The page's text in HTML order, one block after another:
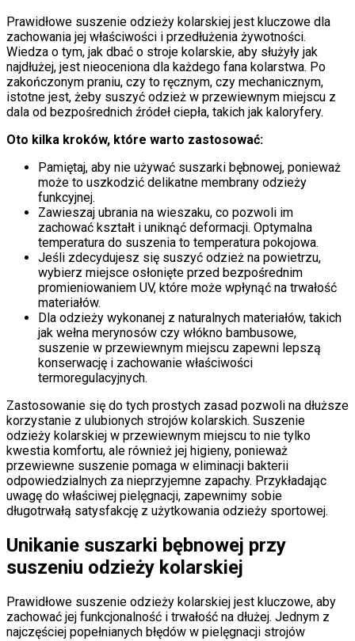
Prawidłowe suszenie odzieży kolarskiej jest kluczowe dla
zachowania jej właściwości i przedłużenia żywotności.
Wiedza o tym, jak dbać o stroje kolarskie, aby służyły jak
najdłużej, jest nieoceniona dla każdego fana kolarstwa. Po
zakończonym praniu, czy to ręcznym, czy mechanicznym,
istotne jest, żeby suszyć odzież w przewiewnym miejscu z
dala od bezpośrednich źródeł ciepła, takich jak kaloryfery.
Oto kilka kroków, które warto zastosować:
Pamiętaj, aby nie używać suszarki bębnowej, ponieważ
może to uszkodzić delikatne membrany odzieży
funkcyjnej.
Zawieszaj ubrania na wieszaku, co pozwoli im
zachować kształt i uniknąć deformacji. Optymalna
temperatura do suszenia to temperatura pokojowa.
Jeśli zdecydujesz się suszyć odzież na powietrzu,
wybierz miejsce osłonięte przed bezpośrednim
promieniowaniem UV, które może wpłynąć na trwałość
materiałów.
Dla odzieży wykonanej z naturalnych materiałów, takich
jak wełna merynosów czy włókno bambusowe,
suszenie w przewiewnym miejscu zapewni lepszą
konserwację i zachowanie właściwości
termoregulacyjnych.
Zastosowanie się do tych prostych zasad pozwoli na dłuższe
korzystanie z ulubionych strojów kolarskich. Suszenie
odzieży kolarskiej w przewiewnym miejscu to nie tylko
kwestia komfortu, ale również jej higieny, ponieważ
przewiewne suszenie pomaga w eliminacji bakterii
odpowiedzialnych za nieprzyjemne zapachy. Przykładając
uwagę do właściwej pielęgnacji, zapewnimy sobie
długotrwałą satysfakcję z użytkowania odzieży sportowej.
Unikanie suszarki bębnowej przy
suszeniu odzieży kolarskiej
Prawidłowe suszenie odzieży kolarskiej jest kluczowe, aby
zachować jej funkcjonalność i trwałość na dłużej. Jednym z
najczęściej popełnianych błędów w pielęgnacji strojów